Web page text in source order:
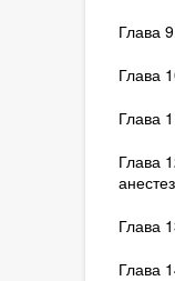
Глава
Глава
Глава
Глава
Глава
Глава